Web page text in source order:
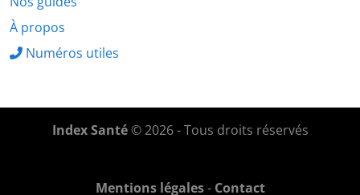
À propos
Numéros utiles
Index Santé© 2026 - Tous droits réservés
Mentions légales- Contact